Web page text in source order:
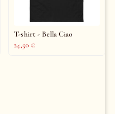
T-shirt - Bella Ciao
24,50 €